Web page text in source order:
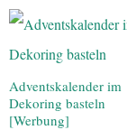
Adventskalender im
Dekoring basteln
[Werbung]